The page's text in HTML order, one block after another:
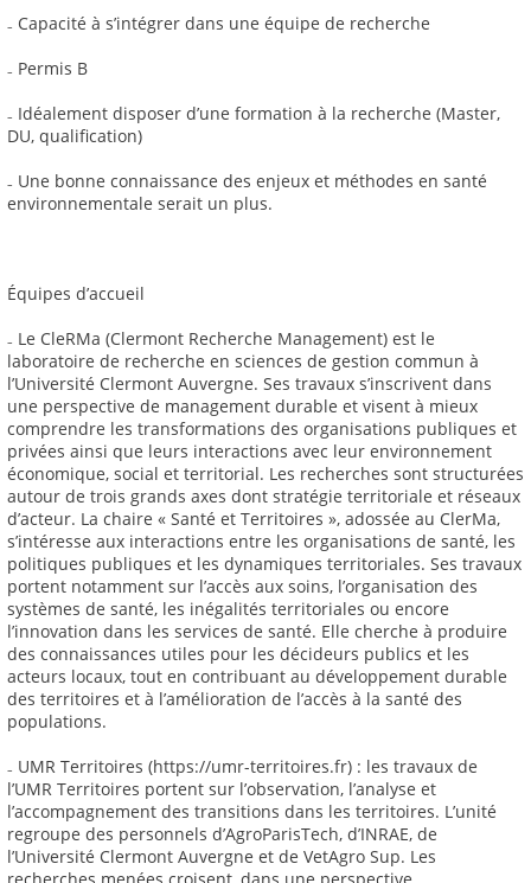
₋ Capacité à s’intégrer dans une équipe de recherche
₋ Permis B
₋ Idéalement disposer d’une formation à la recherche (Master,
DU, qualification)
₋ Une bonne connaissance des enjeux et méthodes en santé
environnementale serait un plus.
Équipes d’accueil
₋ Le CleRMa (Clermont Recherche Management) est le
laboratoire de recherche en sciences de gestion commun à
l’Université Clermont Auvergne. Ses travaux s’inscrivent dans
une perspective de management durable et visent à mieux
comprendre les transformations des organisations publiques et
privées ainsi que leurs interactions avec leur environnement
économique, social et territorial. Les recherches sont structurées
autour de trois grands axes dont stratégie territoriale et réseaux
d’acteur. La chaire « Santé et Territoires », adossée au ClerMa,
s’intéresse aux interactions entre les organisations de santé, les
politiques publiques et les dynamiques territoriales. Ses travaux
portent notamment sur l’accès aux soins, l’organisation des
systèmes de santé, les inégalités territoriales ou encore
l’innovation dans les services de santé. Elle cherche à produire
des connaissances utiles pour les décideurs publics et les
acteurs locaux, tout en contribuant au développement durable
des territoires et à l’amélioration de l’accès à la santé des
populations.
₋ UMR Territoires (https://umr-territoires.fr) : les travaux de
l’UMR Territoires portent sur l’observation, l’analyse et
l’accompagnement des transitions dans les territoires. L’unité
regroupe des personnels d’AgroParisTech, d’INRAE, de
l’Université Clermont Auvergne et de VetAgro Sup. Les